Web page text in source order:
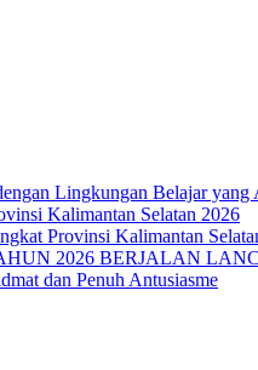
Lingkungan Belajar yang
Kalimantan Selatan 2026
Provinsi Kalimantan
2026 BERJALAN
dan Penuh Antusiasme